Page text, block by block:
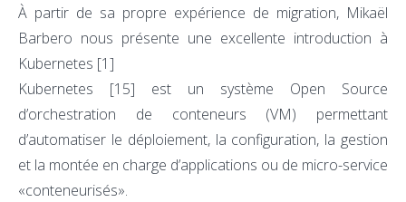
À partir de sa propre expérience de migration, Mikaël
Barbero nous présente une excellente introduction à
Kubernetes [1]
Kubernetes [15] est un système Open Source
d’orchestration de conteneurs (VM) permettant
d’automatiser le déploiement, la configuration, la gestion
et la montée en charge d’applications ou de micro-service
«conteneurisés».